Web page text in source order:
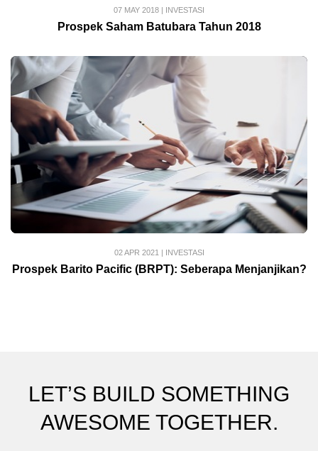
07 MAY 2018 | INVESTASI
Prospek Saham Batubara Tahun 2018
02 APR 2021 | INVESTASI
Prospek Barito Pacific (BRPT): Seberapa Menjanjikan?
LET’S BUILD SOMETHING
AWESOME TOGETHER.